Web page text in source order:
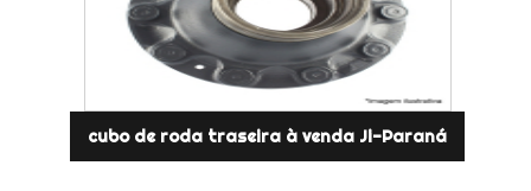
cubo de roda traseira à venda Ji-Paraná